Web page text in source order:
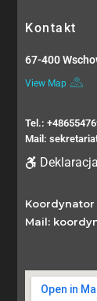
Kontakt
67-400
View Map
Tel.:
Mail:
Mail: